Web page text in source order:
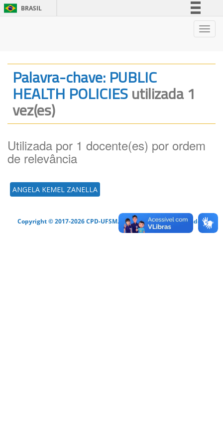
BRASIL
Legislação
Canais
Palavra-chave: PUBLIC
HEALTH POLICIESutilizada 1
vez(es)
Utilizada por 1 docente(es) por ordem
de relevância
ANGELA KEMEL ZANELLA
Copyright © 2017-2026 CPD-UFSM. Todos os direitos reservados.